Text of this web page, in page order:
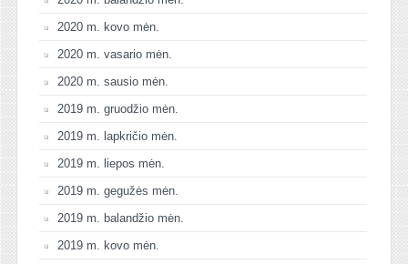
2020 m. kovo mėn.
2020 m. vasario mėn.
2020 m. sausio mėn.
2019 m. gruodžio mėn.
2019 m. lapkričio mėn.
2019 m. liepos mėn.
2019 m. gegužės mėn.
2019 m. balandžio mėn.
2019 m. kovo mėn.